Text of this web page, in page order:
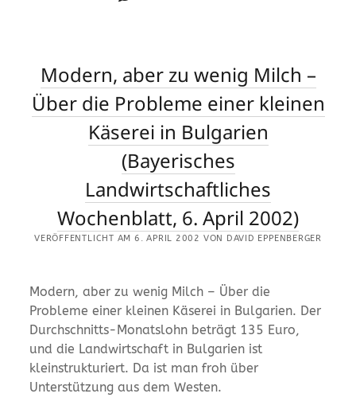
Modern, aber zu wenig Milch –
Über die Probleme einer kleinen
Käserei in Bulgarien
(Bayerisches
Landwirtschaftliches
Wochenblatt, 6. April 2002)
VERÖFFENTLICHT AM 6. APRIL 2002 VON DAVID EPPENBERGER
Modern, aber zu wenig Milch – Über die
Probleme einer kleinen Käserei in Bulgarien. Der
Durchschnitts-Monatslohn beträgt 135 Euro,
und die Landwirtschaft in Bulgarien ist
kleinstrukturiert. Da ist man froh über
Unterstützung aus dem Westen.